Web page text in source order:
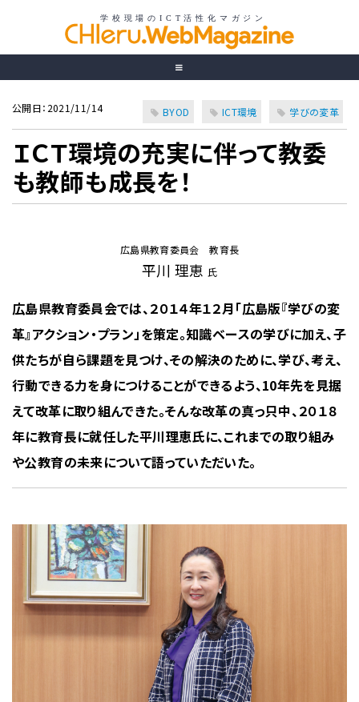
公開日：2021/11/14 BYOD ICT環境 学びの変革
ＩＣＴ環境の充実に伴って教委
も教師も成長を！
広島県教育委員会 教育長
平川 理恵 氏
広島県教育委員会では、２０１４年１２月「広島版『学びの変
革』アクション・プラン」を策定。知識ベースの学びに加え、子
供たちが自ら課題を見つけ、その解決のために、学び、考え、
行動できる力を身につけることができるよう、10年先を見据
えて改革に取り組んできた。そんな改革の真っ只中、２０１８
年に教育長に就任した平川理恵氏に、これまでの取り組み
や公教育の未来について語っていただいた。